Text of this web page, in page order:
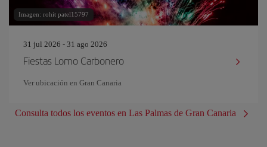
Imagen: rohit patel15797
31 jul 2026 - 31 ago 2026
Fiestas Lomo Carbonero
Ver ubicación en Gran Canaria
Consulta todos los eventos en Las Palmas de Gran Canaria